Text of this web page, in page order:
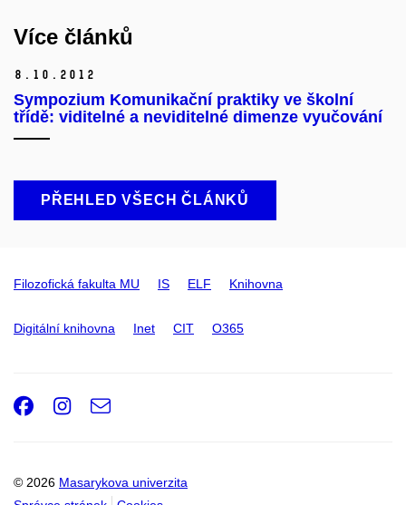
Více článků
8. 10. 2012
Sympozium Komunikační praktiky ve školní
třídě: viditelné a neviditelné dimenze vyučování
PŘEHLED VŠECH ČLÁNKŮ
Filozofická fakulta MU IS ELF Knihovna
Digitální knihovna Inet CIT O365
© 2026 Masarykova univerzita
Facebook
Instagram
e-